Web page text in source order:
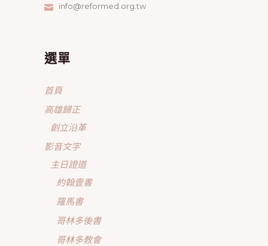
info@reformed.org.tw
選單
首頁
高雄歸正
創立沿革
影音文字
主日證道
約翰壹書
羅馬書
哥林多後書
哥林多教會